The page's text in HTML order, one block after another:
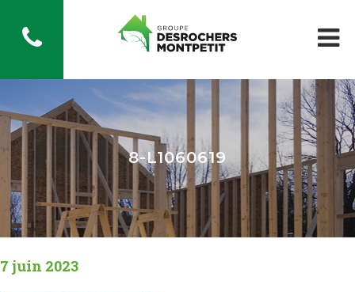
8-L1060619
7 juin 2023